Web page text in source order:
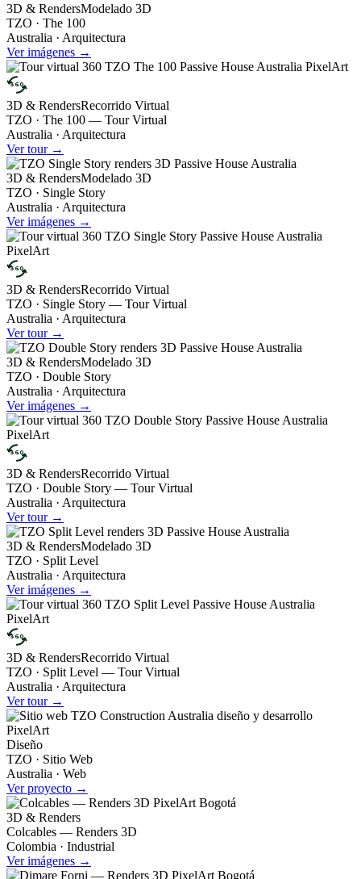
3D & RendersModelado 3D
TZO · The 100
Australia · Arquitectura
Ver imágenes →
360
3D & RendersRecorrido Virtual
TZO · The 100 — Tour Virtual
Australia · Arquitectura
Ver tour →
3D & RendersModelado 3D
TZO · Single Story
Australia · Arquitectura
Ver imágenes →
360
3D & RendersRecorrido Virtual
TZO · Single Story — Tour Virtual
Australia · Arquitectura
Ver tour →
3D & RendersModelado 3D
TZO · Double Story
Australia · Arquitectura
Ver imágenes →
360
3D & RendersRecorrido Virtual
TZO · Double Story — Tour Virtual
Australia · Arquitectura
Ver tour →
3D & RendersModelado 3D
TZO · Split Level
Australia · Arquitectura
Ver imágenes →
360
3D & RendersRecorrido Virtual
TZO · Split Level — Tour Virtual
Australia · Arquitectura
Ver tour →
Diseño
TZO · Sitio Web
Australia · Web
Ver proyecto →
3D & Renders
Colcables — Renders 3D
Colombia · Industrial
Ver imágenes →